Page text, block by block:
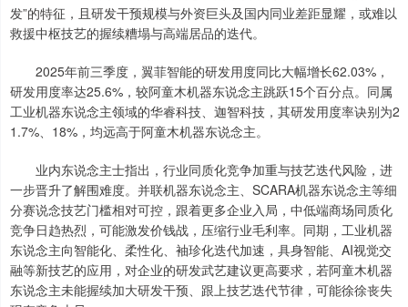
发”的特征，且研发干预规模与外资巨头及国内同业差距显耀，或难以
救援中枢技艺的握续糟塌与高端居品的迭代。
2025年前三季度，翼菲智能的研发用度同比大幅增长62.03%，
研发用度率达25.6%，较阿童木机器东说念主跳跃15个百分点。同属
工业机器东说念主领域的华睿科技、迦智科技，其研发用度率诀别为2
1.7%、18%，均远高于阿童木机器东说念主。
业内东说念主士指出，行业同质化竞争加重与技艺迭代风险，进
一步晋升了解围难度。并联机器东说念主、SCARA机器东说念主等细
分赛说念技艺门槛相对可控，跟着更多企业入局，中低端商场同质化
竞争日趋热烈，可能激发价钱战，压缩行业毛利率。同期，工业机器
东说念主向智能化、柔性化、袖珍化迭代加速，具身智能、AI视觉交
融等新技艺的应用，对企业的研发武艺建议更高要求，若阿童木机器
东说念主未能握续加大研发干预、跟上技艺迭代节律，可能徐徐丧失